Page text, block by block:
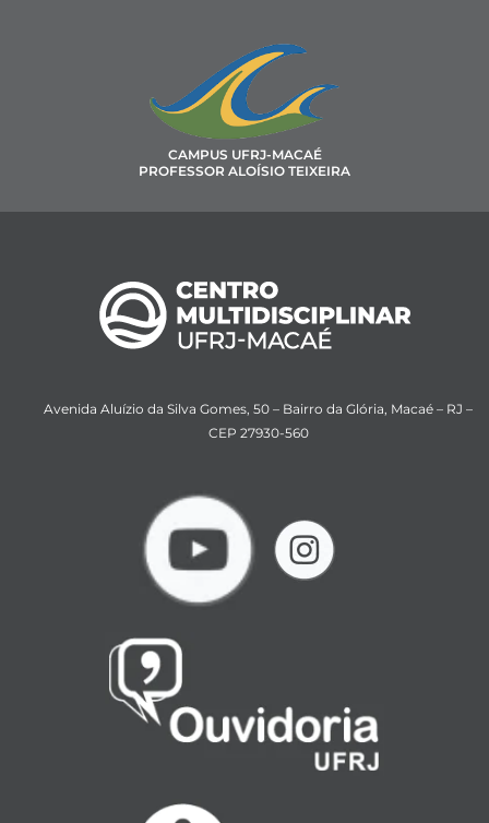
CAMPUS UFRJ-MACAÉ
PROFESSOR ALOÍSIO TEIXEIRA
Avenida Aluízio da Silva Gomes, 50 – Bairro da Glória, Macaé – RJ –
CEP 27930-560